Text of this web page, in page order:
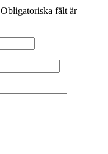
Obligatoriska fält är